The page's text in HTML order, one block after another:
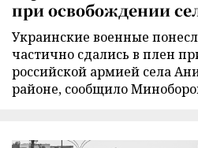
при освобождении
Украинские военные
частично сдались в плен
российской армией села
районе, сообщило